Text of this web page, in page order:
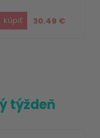
30.49 €
týždeň